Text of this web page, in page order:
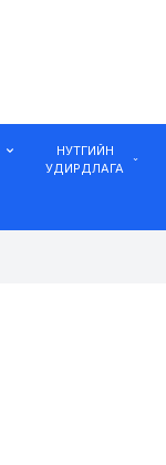
НУТГИЙН
УДИРДЛАГА